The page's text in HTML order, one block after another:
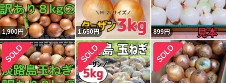
1,900円 1,650円 899円